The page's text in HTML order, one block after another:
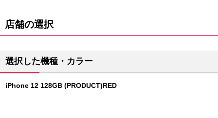
店舗の選択
選択した機種・カラー
iPhone 12 128GB (PRODUCT)RED